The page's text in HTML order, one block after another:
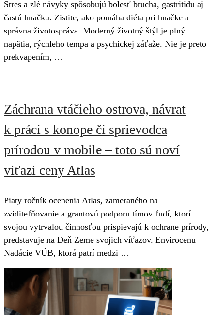
Stres a zlé návyky spôsobujú bolesť brucha, gastritidu aj
častú hnačku. Zistite, ako pomáha diéta pri hnačke a
správna životospráva. Moderný životný štýl je plný
napätia, rýchleho tempa a psychickej záťaže. Nie je preto
prekvapením, …
Záchrana vtáčieho ostrova, návrat
k práci s konope či sprievodca
prírodou v mobile – toto sú noví
víťazi ceny Atlas
Piaty ročník ocenenia Atlas, zameraného na
zviditeľňovanie a grantovú podporu tímov ľudí, ktorí
svojou vytrvalou činnosťou prispievajú k ochrane prírody,
predstavuje na Deň Zeme svojich víťazov. Envirocenu
Nadácie VÚB, ktorá patrí medzi …